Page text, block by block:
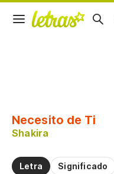
Necesito de Ti
Shakira
Letra Significado
Practicar la